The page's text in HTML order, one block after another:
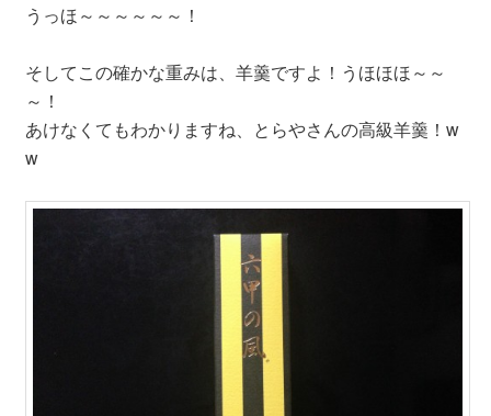
うっほ～～～～～～！
そしてこの確かな重みは、羊羹ですよ！うほほほ～～
～！
あけなくてもわかりますね、とらやさんの高級羊羹！w
w